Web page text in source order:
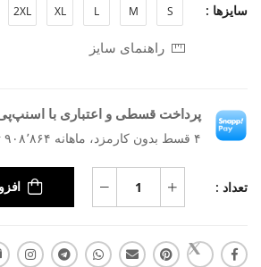
سایزها : S
M
L
XL
2XL
راهنمای سایز
پرداخت قسطی و اعتباری با
۴ قسط بدون کارمزد، ماهانه ۹۰۸٬۸۶۴ تومان
تعداد :